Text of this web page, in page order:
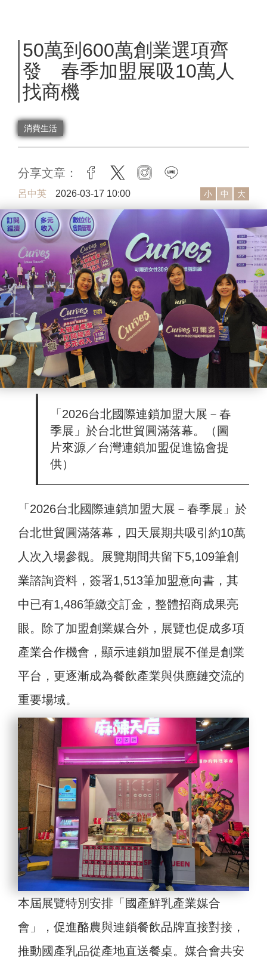
50萬到600萬創業選項齊
發 春季加盟展吸10萬人
找商機
消費生活
分享文章： facebook
twitter instagram
呂中英 2026-03-17 10:00 小 中 大
「2026台北國際連鎖加盟大展－春
季展」於台北世貿圓滿落幕。（圖
片來源／台灣連鎖加盟促進協會提
供）
「2026台北國際連鎖加盟大展－春季展」於
台北世貿圓滿落幕，四天展期共吸引約10萬
人次入場參觀。展覽期間共留下5,109筆創
業諮詢資料，簽署1,513筆加盟意向書，其
中已有1,486筆繳交訂金，整體招商成果亮
眼。除了加盟創業媒合外，展覽也促成多項
產業合作機會，顯示連鎖加盟展不僅是創業
平台，更逐漸成為餐飲產業與供應鏈交流的
重要場域。
本屆展覽特別安排「國產鮮乳產業媒合
會」，促進酪農與連鎖餐飲品牌直接對接，
推動國產乳品從產地直送餐桌。媒合會共安